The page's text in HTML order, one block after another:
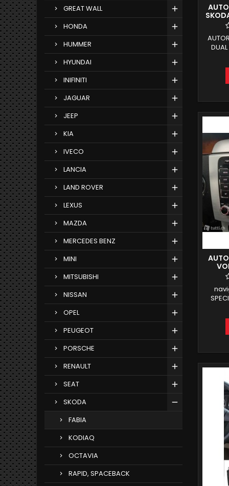
GREAT WALL
HONDA
HUMMER
HYUNDAI
INIFINITI
JAGUAR
JEEP
KIA
IVECO
LANCIA
LAND ROVER
LEXUS
MAZDA
MERCEDES BENZ
MINI
MITSUBISHI
NISSAN
OPEL
PEUGEOT
PORSCHE
RENAULT
SEAT
SKODA
FABIA
KODIAQ
OCTAVIA
RAPID, SPACEBACK
MP4
LOGO
E
ROM 7
CD